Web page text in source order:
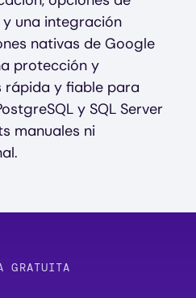
una integración
nativas de Google
protección y
rápida y fiable para
y SQL Server
manuales ni
GRATUITA